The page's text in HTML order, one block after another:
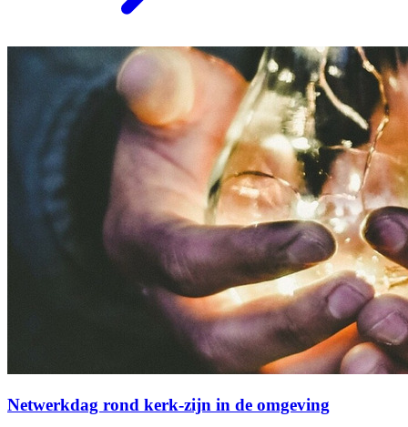
Netwerkdag rond kerk-zijn in de omgeving